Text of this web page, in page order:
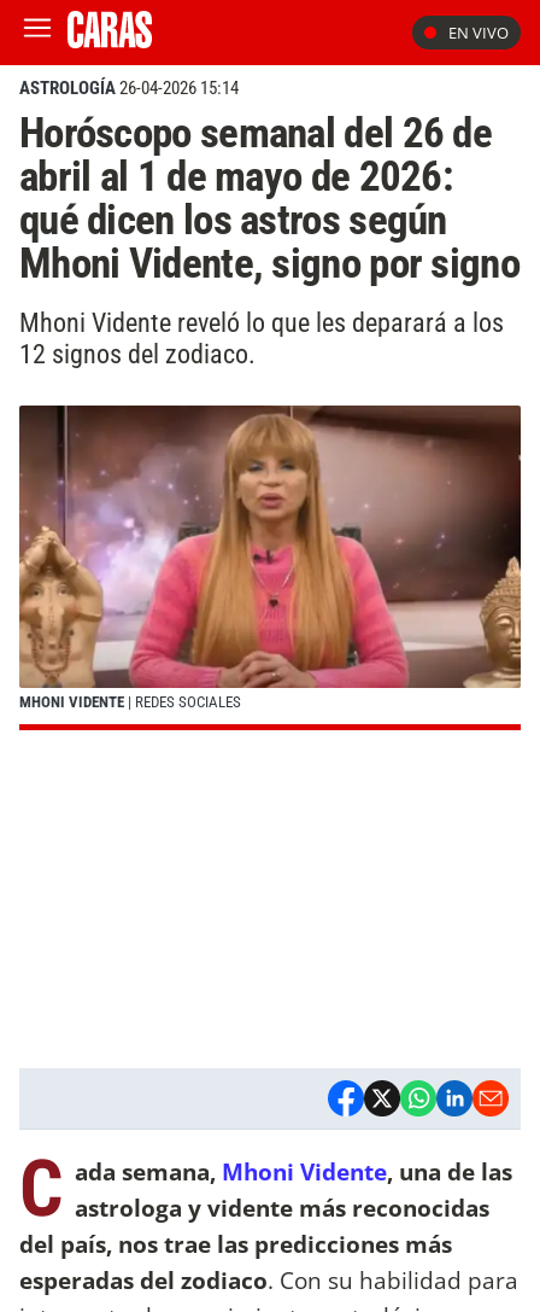
EN VIVO
ASTROLOGÍA26-04-2026 15:14
Horóscopo semanal del 26 de
abril al 1 de mayo de 2026:
qué dicen los astros según
Mhoni Vidente, signo por signo
Mhoni Vidente reveló lo que les deparará a los
12 signos del zodiaco.
MHONI VIDENTE | REDES SOCIALES
C ada semana, Mhoni Vidente, una de las
astrologa y vidente más reconocidas
del país, nos trae las predicciones más
esperadas del zodiaco. Con su habilidad para